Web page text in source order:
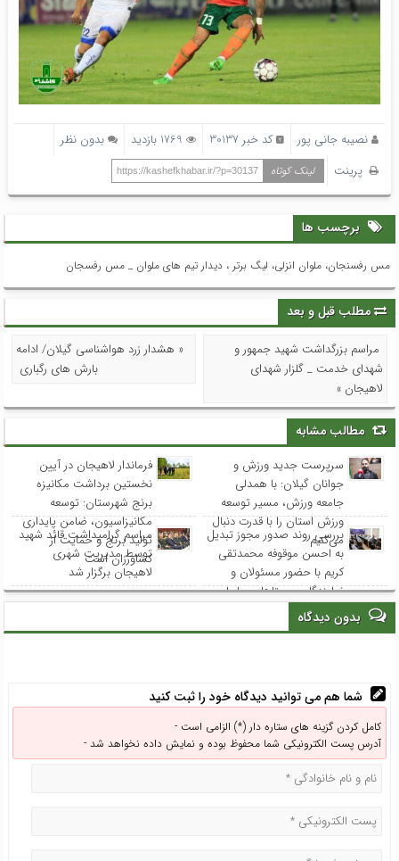
نصیبه جانی پور کد خبر 30137 1769 بازدید
بدون نظر
پرینت
لینک کوتاه https://kashefkhabar.ir/?p=30137
برچسب ها
مس رفسنجان، ملوان انزلی، لیگ برتر ، دیدار تیم های ملوان _ مس رفسجان
مطلب قبل و بعد
مراسم بزرگداشت شهید جمهور و
شهدای خدمت _ گلزار شهدای
لاهیجان »
« هشدار زرد هواشناسی گیلان/ ادامه
بارش های رگباری
مطالب مشابه
سرپرست جدید ورزش و
جوانان گیلان: با همدلی
جامعه ورزش، مسیر توسعه
ورزش استان را با قدرت دنبال
می‌کنیم
فرماندار لاهیجان در آیین
نخستین برداشت مکانیزه
برنج شهرستان: توسعه
مکانیزاسیون، ضامن پایداری
تولید برنج و حمایت از
کشاورزان است
بررسی روند صدور مجوز تبدیل
به احسن موقوفه محمدتقی
کریم با حضور مسئولان و
نمایندگان روستاهای ساحلی
مراسم گرامیداشت قائد شهید
توسط مدیریت شهری
لاهیجان برگزار شد
بدون دیدگاه
شما هم می توانید دیدگاه خود را ثبت کنید
کامل کردن گزینه های ستاره دار (*) الزامی است -
آدرس پست الکترونیکی شما محفوظ بوده و نمایش داده نخواهد شد -